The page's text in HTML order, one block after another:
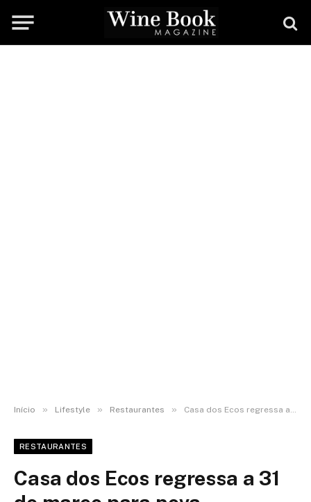
Início » Lifestyle » Restaurantes » Casa dos Ecos regressa a 31 de março para nova temporada
RESTAURANTES
Casa dos Ecos regressa a 31